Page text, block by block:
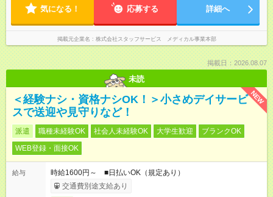
気になる！ 応募する 詳細へ
掲載元企業名 株式会社スタッフサービス メディカル事業本部
掲載日：2026.08.07
未読
NEW
＜経験ナシ・資格ナシOK！＞小さめデイサービ
スで送迎や見守りなど！
派遣 職種未経験OK 社会人未経験OK 大学生歓迎
ブランクOK
WEB登録・面接OK
給与
時給1600円～ ■日払いOK（規定あり）
交通費別途支給あり